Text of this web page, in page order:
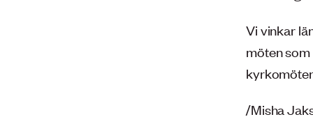
Vi vinkar
möten som
/Misha